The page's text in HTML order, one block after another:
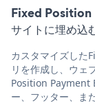
Fixed
サイトに埋め込
カスタマイズし
リを作成し、ウェ
Position Payment
ー、フッター、ま